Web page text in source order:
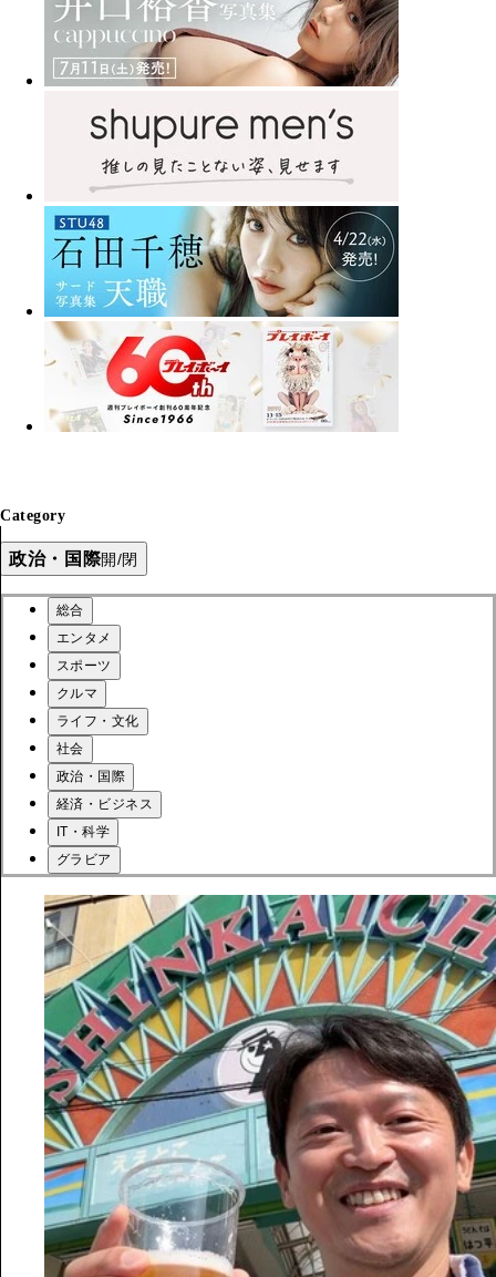
Category
政治・国際開/閉
総合
エンタメ
スポーツ
クルマ
ライフ・文化
社会
政治・国際
経済・ビジネス
IT・科学
グラビア